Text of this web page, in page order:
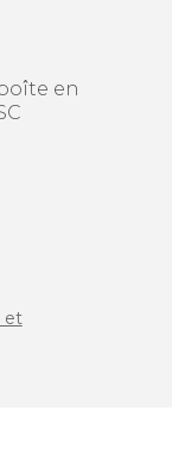
en
et